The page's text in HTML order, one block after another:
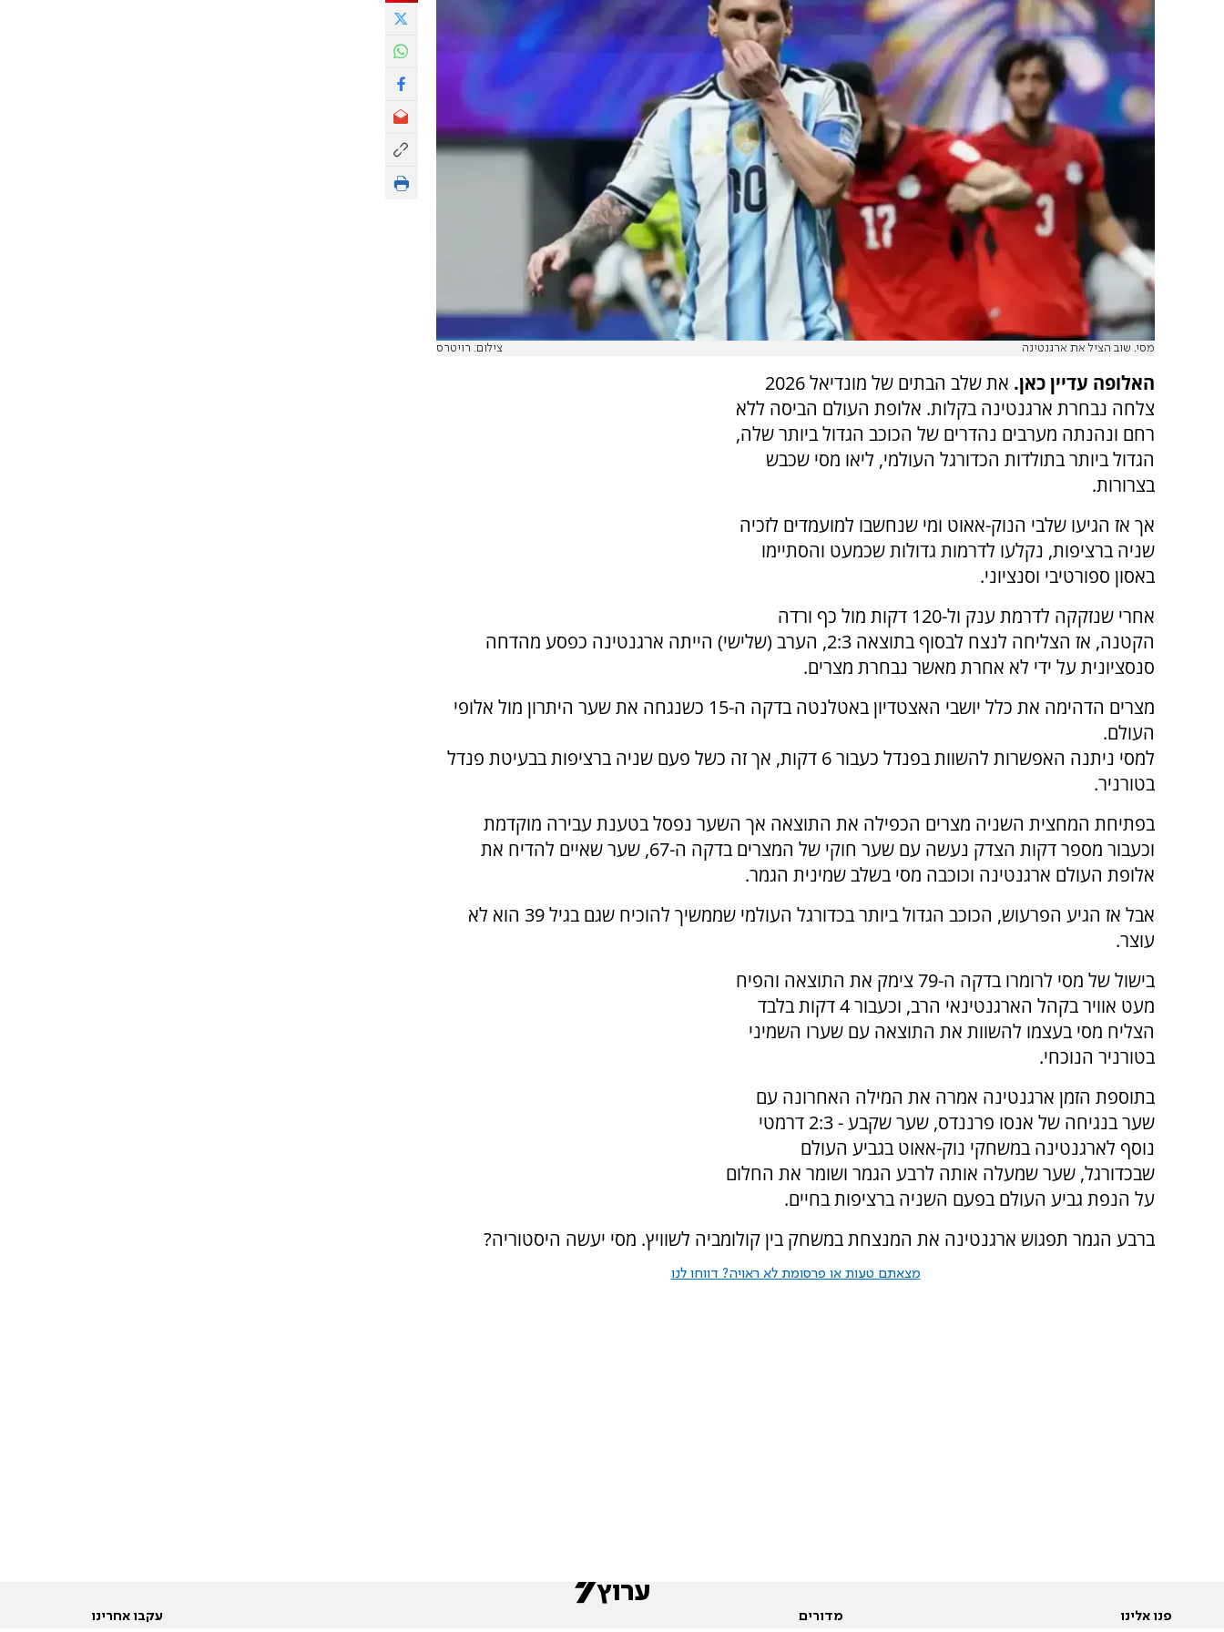
מסי. שוב הציל את ארגנטינה צילום: רויטרס
האלופה עדיין כאן.
את שלב הבתים של מונדיאל 2026
צלחה נבחרת ארגנטינה בקלות. אלופת העולם הביסה ללא
רחם ונהנתה מערבים נהדרים של הכוכב הגדול ביותר שלה,
הגדול ביותר בתולדות הכדורגל העולמי, ליאו מסי שכבש
בצרורות.
אך אז הגיעו שלבי הנוק-אאוט ומי שנחשבו למועמדים לזכיה
שניה ברציפות, נקלעו לדרמות גדולות שכמעט והסתיימו
באסון ספורטיבי וסנציוני.
אחרי שנזקקה לדרמת ענק ול-120 דקות מול כף ורדה
הקטנה, אז הצליחה לנצח לבסוף בתוצאה 2:3, הערב (שלישי) הייתה ארגנטינה כפסע מהדחה
סנסציונית על ידי לא אחרת מאשר נבחרת מצרים.
מצרים הדהימה את כלל יושבי האצטדיון באטלנטה בדקה ה-15 כשנגחה את שער היתרון מול אלופי
העולם.
למסי ניתנה האפשרות להשוות בפנדל כעבור 6 דקות, אך זה כשל פעם שניה ברציפות בבעיטת פנדל
בטורניר.
בפתיחת המחצית השניה מצרים הכפילה את התוצאה אך השער נפסל בטענת עבירה מוקדמת
וכעבור מספר דקות הצדק נעשה עם שער חוקי של המצרים בדקה ה-67, שער שאיים להדיח את
אלופת העולם ארגנטינה וכוכבה מסי בשלב שמינית הגמר.
אבל אז הגיע הפרעוש, הכוכב הגדול ביותר בכדורגל העולמי שממשיך להוכיח שגם בגיל 39 הוא לא
עוצר.
בישול של מסי לרומרו בדקה ה-79 צימק את התוצאה והפיח
מעט אוויר בקהל הארגנטינאי הרב, וכעבור 4 דקות בלבד
הצליח מסי בעצמו להשוות את התוצאה עם שערו השמיני
בטורניר הנוכחי.
בתוספת הזמן ארגנטינה אמרה את המילה האחרונה עם
שער בנגיחה של אנסו פרננדס, שער שקבע - 2:3 דרמטי
נוסף לארגנטינה במשחקי נוק-אאוט בגביע העולם
שבכדורגל, שער שמעלה אותה לרבע הגמר ושומר את החלום
על הנפת גביע העולם בפעם השניה ברציפות בחיים.
ברבע הגמר תפגוש ארגנטינה את המנצחת במשחק בין קולומביה לשוויץ. מסי יעשה היסטוריה?
מצאתם טעות או פרסומת לא ראויה? דווחו לנו
פנו אלינו מדורים עקבו אחרינו